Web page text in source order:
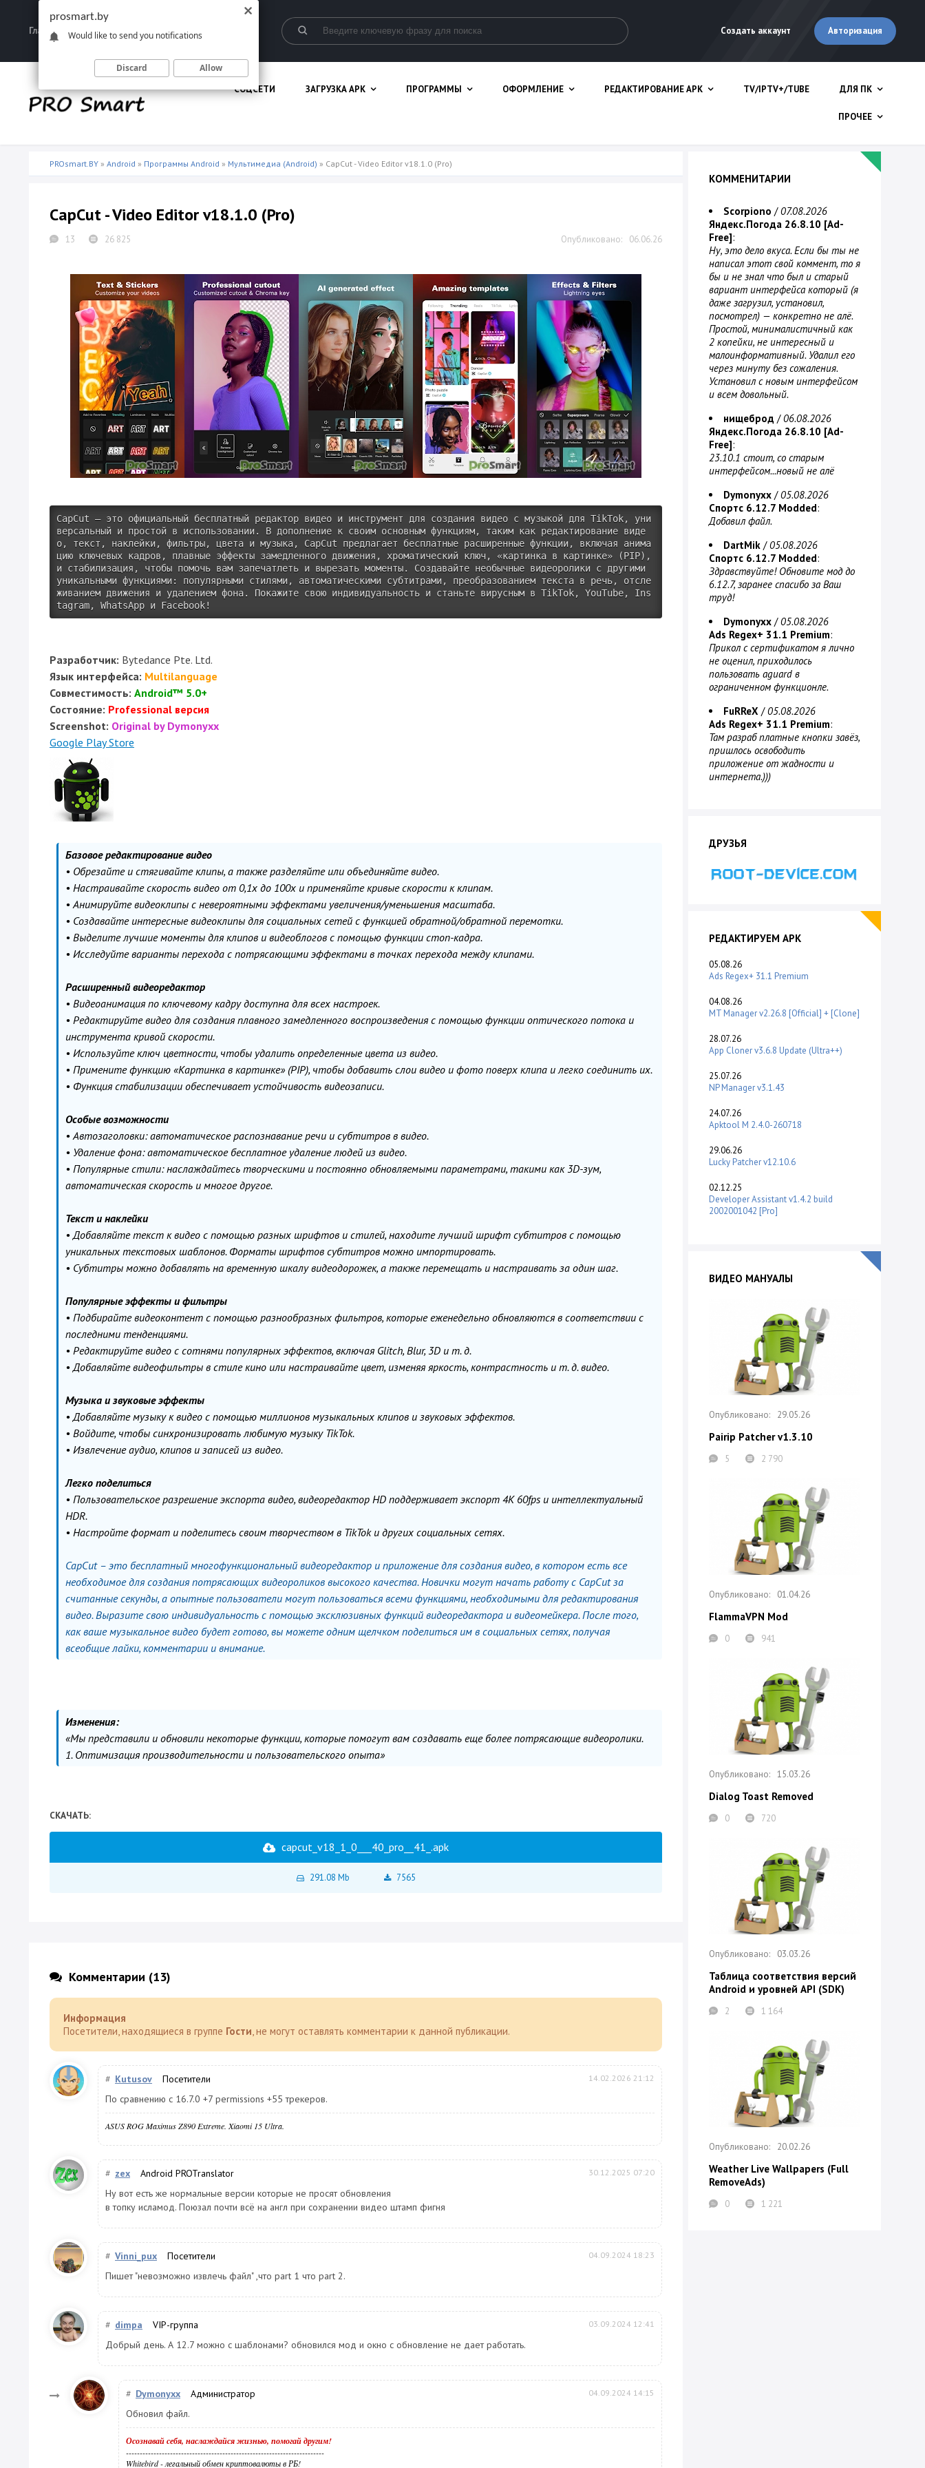
Главная Запрещенные материалы Создать аккаунт Авторизация
СОЦСЕТИ ЗАГРУЗКА APK ПРОГРАММЫ ОФОРМЛЕНИЕ РЕДАКТИРОВАНИЕ APK TV/IPTV+/TUBE ДЛЯ ПК
ПРОЧЕЕ
PROsmart.BY » Android » Программы Android » Мультимедиа (Android) » CapCut - Video Editor v18.1.0 (Pro)
CapCut - Video Editor v18.1.0 (Pro)
06.06.26
13 26 825
CapCut — это официальный бесплатный редактор видео и инструмент для создания видео с музыкой для TikTok, уни
версальный и простой в использовании. В дополнение к своим основным функциям, таким как редактирование виде
о, текст, наклейки, фильтры, цвета и музыка, CapCut предлагает бесплатные расширенные функции, включая анима
цию ключевых кадров, плавные эффекты замедленного движения, хроматический ключ, «картинка в картинке» (PIP),
и стабилизация, чтобы помочь вам запечатлеть и вырезать моменты. Создавайте необычные видеоролики с другими
уникальными функциями: популярными стилями, автоматическими субтитрами, преобразованием текста в речь, отсле
живанием движения и удалением фона. Покажите свою индивидуальность и станьте вирусным в TikTok, YouTube, Ins
tagram, WhatsApp и Facebook!
Разработчик: Bytedance Pte. Ltd.
Язык интерфейса: Multilanguage
Совместимость: Android™ 5.0+
Состояние: Professional версия
Screenshot: Original by Dymonyxx
Google Play Store
Базовое редактирование видео
• Обрезайте и стягивайте клипы, а также разделяйте или объединяйте видео.
• Настраивайте скорость видео от 0,1x до 100x и применяйте кривые скорости к клипам.
• Анимируйте видеоклипы с невероятными эффектами увеличения/уменьшения масштаба.
• Создавайте интересные видеоклипы для социальных сетей с функцией обратной/обратной перемотки.
• Выделите лучшие моменты для клипов и видеоблогов с помощью функции стоп-кадра.
• Исследуйте варианты перехода с потрясающими эффектами в точках перехода между клипами.
Расширенный видеоредактор
• Видеоанимация по ключевому кадру доступна для всех настроек.
• Редактируйте видео для создания плавного замедленного воспроизведения с помощью функции оптического потока и
инструмента кривой скорости.
• Используйте ключ цветности, чтобы удалить определенные цвета из видео.
• Примените функцию «Картинка в картинке» (PIP), чтобы добавить слои видео и фото поверх клипа и легко соединить их.
• Функция стабилизации обеспечивает устойчивость видеозаписи.
Особые возможности
• Автозаголовки: автоматическое распознавание речи и субтитров в видео.
• Удаление фона: автоматическое бесплатное удаление людей из видео.
• Популярные стили: наслаждайтесь творческими и постоянно обновляемыми параметрами, такими как 3D-зум,
автоматическая скорость и многое другое.
Текст и наклейки
• Добавляйте текст к видео с помощью разных шрифтов и стилей, находите лучший шрифт субтитров с помощью
уникальных текстовых шаблонов. Форматы шрифтов субтитров можно импортировать.
• Субтитры можно добавлять на временную шкалу видеодорожек, а также перемещать и настраивать за один шаг.
Популярные эффекты и фильтры
• Подбирайте видеоконтент с помощью разнообразных фильтров, которые еженедельно обновляются в соответствии с
последними тенденциями.
• Редактируйте видео с сотнями популярных эффектов, включая Glitch, Blur, 3D и т. д.
• Добавляйте видеофильтры в стиле кино или настраивайте цвет, изменяя яркость, контрастность и т. д. видео.
Музыка и звуковые эффекты
• Добавляйте музыку к видео с помощью миллионов музыкальных клипов и звуковых эффектов.
• Войдите, чтобы синхронизировать любимую музыку TikTok.
• Извлечение аудио, клипов и записей из видео.
Легко поделиться
• Пользовательское разрешение экспорта видео, видеоредактор HD поддерживает экспорт 4K 60fps и интеллектуальный
HDR.
• Настройте формат и поделитесь своим творчеством в TikTok и других социальных сетях.
CapCut – это бесплатный многофункциональный видеоредактор и приложение для создания видео, в котором есть все
необходимое для создания потрясающих видеороликов высокого качества. Новички могут начать работу с CapCut за
считанные секунды, а опытные пользователи могут пользоваться всеми функциями, необходимыми для редактирования
видео. Выразите свою индивидуальность с помощью эксклюзивных функций видеоредактора и видеомейкера. После того,
как ваше музыкальное видео будет готово, вы можете одним щелчком поделиться им в социальных сетях, получая
всеобщие лайки, комментарии и внимание.
Изменения:
«Мы представили и обновили некоторые функции, которые помогут вам создавать еще более потрясающие видеоролики.
1. Оптимизация производительности и пользовательского опыта»
СКАЧАТЬ:
capcut_v18_1_0___40_pro__41_.apk
291.08 Mb 7565
Комментарии (13)
Информация
Посетители, находящиеся в группе Гости, не могут оставлять комментарии к данной публикации.
# Kutusov Посетители 14.02.2026 21:12
По сравнению с 16.7.0 +7 permissions +55 трекеров.
ASUS ROG Maximus Z890 Extreme. Xiaomi 15 Ultra.
# zex Android PROTranslator 30.12.2025 07:20
Ну вот есть же нормальные версии которые не просят обновления
в топку исламод. Поюзал почти всё на англ при сохранении видео штамп фигня
# Vinni_pux Посетители 04.09.2024 18:23
Пишет "невозможно извлечь файл" ,что part 1 что part 2.
# dimpa VIP-группа 03.09.2024 12:41
Добрый день. А 12.7 можно с шаблонами? обновился мод и окно с обновление не дает работать.
# Dymonyxx Администратор 04.09.2024 14:15
Обновил файл.
Осознавай себя, наслаждайся жизнью, помогай другим!
------------------------------------------------------------------------
Whitebird - легальный обмен криптовалюты в РБ!
КОММЕНИТАРИИ
Scorpiono /07.08.2026
Яндекс.Погода 26.8.10 [Ad-
Free]:
Ну, это дело вкуса. Если бы ты не
написал этот свой коммент, то я
бы и не знал что был и старый
вариант интерфейса который (я
даже загрузил, установил,
посмотрел) — конкретно не алё.
Простой, минималистичный как
2 копейки, не интересный и
малоинформативный. Удалил его
через минуту без сожаления.
Установил с новым интерфейсом
и всем довольный.
нищеброд /06.08.2026
Яндекс.Погода 26.8.10 [Ad-
Free]:
23.10.1 стоит, со старым
интерфейсом...новый не алё
Dymonyxx /05.08.2026
Спортс 6.12.7 Modded:
Добавил файл.
DartMik /05.08.2026
Спортс 6.12.7 Modded:
Здравствуйте! Обновите мод до
6.12.7, заранее спасибо за Ваш
труд!
Dymonyxx /05.08.2026
Ads Regex+ 31.1 Premium:
Прикол с сертификатом я лично
не оценил, приходилось
пользовать aguard в
ограниченном функционле.
FuRReX /05.08.2026
Ads Regex+ 31.1 Premium:
Там разраб платные кнопки завёз,
пришлось освободить
приложение от жадности и
интернета.)))
ДРУЗЬЯ
РЕДАКТИРУЕМ APK
05.08.26
Ads Regex+ 31.1 Premium
04.08.26
MT Manager v2.26.8 [Official] + [Clone]
28.07.26
App Cloner v3.6.8 Update (Ultra++)
25.07.26
NP Manager v3.1.43
24.07.26
Apktool M 2.4.0-260718
29.06.26
Lucky Patcher v12.10.6
02.12.25
Developer Assistant v1.4.2 build
2002001042 [Pro]
ВИДЕО МАНУАЛЫ
29.05.26
Pairip Patcher v1.3.10
5 2 790
01.04.26
FlammaVPN Mod
0 941
15.03.26
Dialog Toast Removed
0 720
03.03.26
Таблица соответствия версий
Android и уровней API (SDK)
2 1 164
20.02.26
Weather Live Wallpapers (Full
RemoveAds)
0 1 221
prosmart.by
Would like to send you notifications
Discard Allow